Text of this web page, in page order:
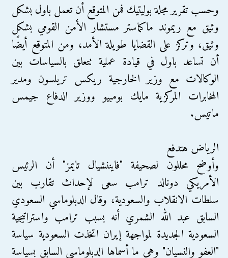
وحسب تقرير مجلة بوليتيك فمن المتوقع أن تعمل باول بشكل
وثيق مع ريموند ماكماستر مستشار الأمن القومي بشكل
وثيق، وتركز على القضايا طويلة الأمد، ومن المتوقع أيضًا
أن تساعد باول في قيادة عملية تتعلق بالسياسات بين
الوكالات مع وزير الخارجية ريكس تريلسون ومدير
المخابرات المركزية مايك بومبيو ووزير الدفاع جيمس
ماتيس.
الرياض هتدفع
وأوضح محللون لصحيفة "فايننشيال تايمز" أن الرئيس
الأمريكي دونالد ترامب سعى لإحداث تقارب بين
سلطات الانقلاب والسعودية، وقال الدبلوماسي السعودي
السابق عبد الله الشمري أنه بسبب ترامب واستراتيجية
السعودية الجديدة لمواجهة إيران اتخذت السعودية سياسة
"العفو والنسيان" وهي ما أسماها الدبلوماسي السابق بسياسة